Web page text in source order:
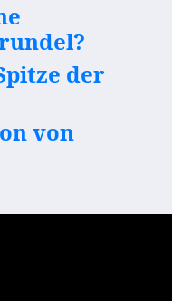
der
von